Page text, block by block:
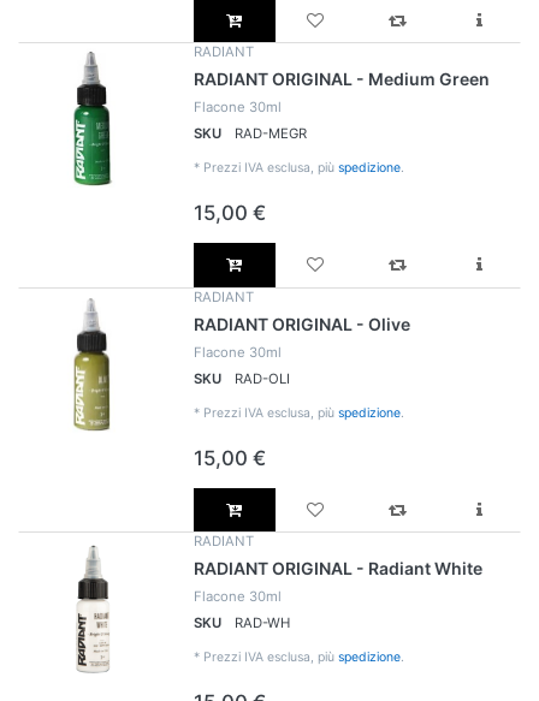
RADIANT
RADIANT ORIGINAL - Medium Green
Flacone 30ml
SKU
RAD-MEGR
* Prezzi IVA esclusa, più spedizione.
15,00 €
RADIANT
RADIANT ORIGINAL - Olive
Flacone 30ml
SKU
RAD-OLI
* Prezzi IVA esclusa, più spedizione.
15,00 €
RADIANT
RADIANT ORIGINAL - Radiant White
Flacone 30ml
SKU
RAD-WH
* Prezzi IVA esclusa, più spedizione.